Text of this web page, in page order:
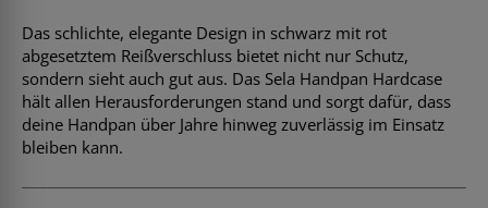
Das schlichte, elegante Design in schwarz mit rot
abgesetztem Reißverschluss bietet nicht nur Schutz,
sondern sieht auch gut aus. Das Sela Handpan Hardcase
hält allen Herausforderungen stand und sorgt dafür, dass
deine Handpan über Jahre hinweg zuverlässig im Einsatz
bleiben kann.